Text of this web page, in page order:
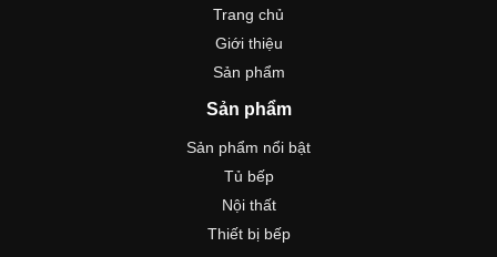
Trang chủ
Giới thiệu
Sản phẩm
Sản phẩm
Sản phẩm nổi bật
Tủ bếp
Nội thất
Thiết bị bếp